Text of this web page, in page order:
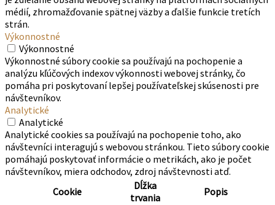
médií, zhromažďovanie spätnej väzby a ďalšie funkcie tretích
strán.
Výkonnostné
Výkonnostné
Výkonnostné súbory cookie sa používajú na pochopenie a
analýzu kľúčových indexov výkonnosti webovej stránky, čo
pomáha pri poskytovaní lepšej používateľskej skúsenosti pre
návštevníkov.
Analytické
Analytické
Analytické cookies sa používajú na pochopenie toho, ako
návštevníci interagujú s webovou stránkou. Tieto súbory cookie
pomáhajú poskytovať informácie o metrikách, ako je počet
návštevníkov, miera odchodov, zdroj návštevnosti atď.
Cookie
Dĺžka
trvania
Popis